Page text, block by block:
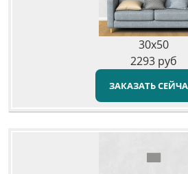
30x50
2293 руб
ЗАКАЗАТЬ